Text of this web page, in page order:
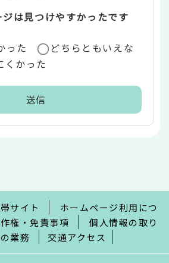
は見つけやすかったです
った
どちらともいえな
くかった
サイト
ホームページ利用につ
権・免責事項
個人情報の取り
業務 交通アクセス